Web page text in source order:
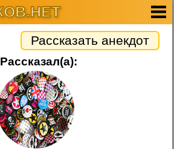
Рассказать анекдот
Рассказал(а):